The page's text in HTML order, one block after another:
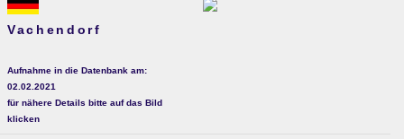
Vachendorf
Aufnahme in die Datenbank am:
02.02.2021
für nähere Details bitte auf das Bild
klicken